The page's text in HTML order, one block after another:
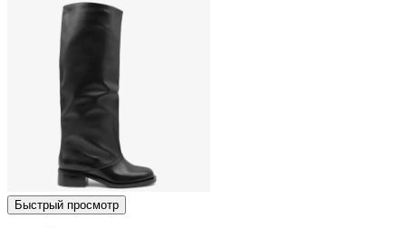
Быстрый просмотр